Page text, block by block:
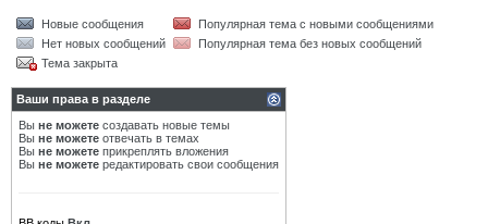
Новые сообщения
Популярная тема с новыми сообщениями
Нет новых сообщений
Популярная тема без новых сообщений
Тема закрыта
Ваши права в разделе
Вы не можете создавать новые темы
Вы не можете отвечать в темах
Вы не можете прикреплять вложения
Вы не можете редактировать свои сообщения